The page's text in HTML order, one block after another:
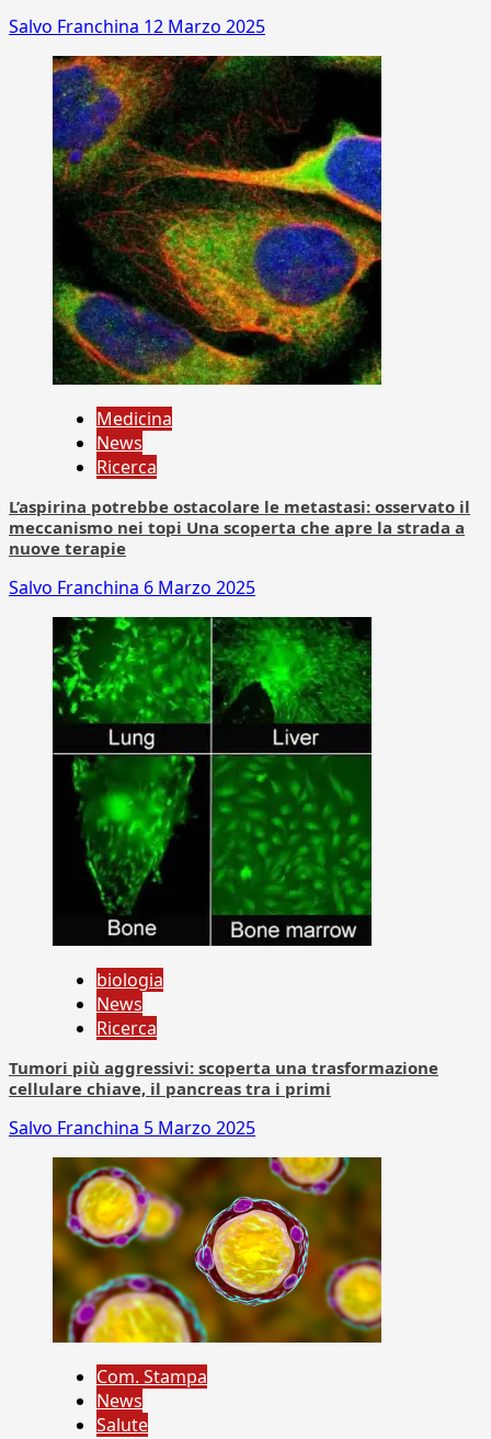
Salvo Franchina 12 Marzo 2025
Medicina
News
Ricerca
L’aspirina potrebbe ostacolare le metastasi: osservato il
meccanismo nei topi Una scoperta che apre la strada a
nuove terapie
Salvo Franchina 6 Marzo 2025
biologia
News
Ricerca
Tumori più aggressivi: scoperta una trasformazione
cellulare chiave, il pancreas tra i primi
Salvo Franchina 5 Marzo 2025
Com. Stampa
News
Salute